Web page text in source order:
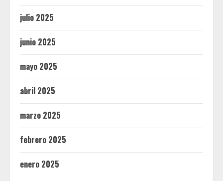
julio 2025
junio 2025
mayo 2025
abril 2025
marzo 2025
febrero 2025
enero 2025